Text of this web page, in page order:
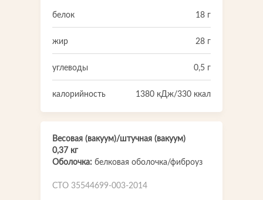
белок 18 г
жир 28 г
углеводы 0,5 г
калорийность 1380 кДж/330 ккал
Весовая (вакуум)/штучная (вакуум)
0,37 кг
Оболочка: белковая оболочка/фиброуз
СТО 35544699-003-2014